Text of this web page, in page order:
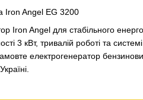
Iron Angel для стабільного
3 кВт, тривалій роботі та
електрогенератор